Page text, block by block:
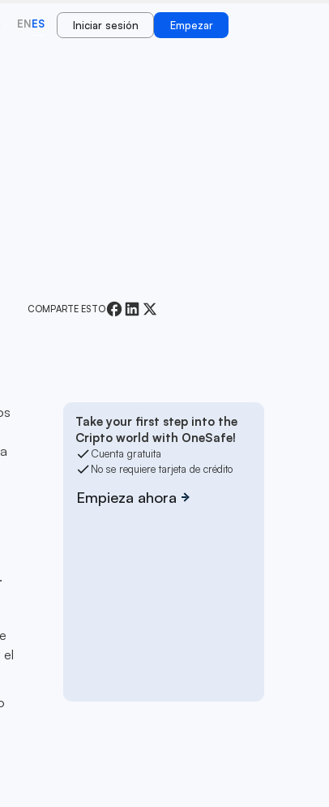
ENES Iniciar sesión Empezar
COMPARTE ESTO
Take your first step into the
Cripto world with OneSafe!
Cuenta gratuita
No se requiere tarjeta de crédito
Empieza ahora